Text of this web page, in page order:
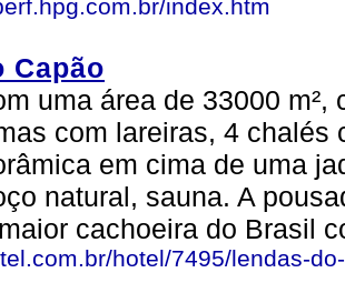
index.htm
Capão
uma área de 33000
com lareiras, 4 chalés
em cima de uma
natural, sauna. A
cachoeira do Brasil
hotel/7495/lendas-